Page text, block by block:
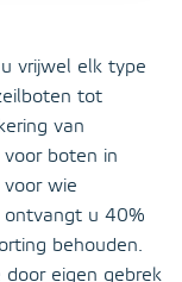
vrijwel elk type
tot
van
boten in
wie
u 40%
behouden.
eigen gebrek